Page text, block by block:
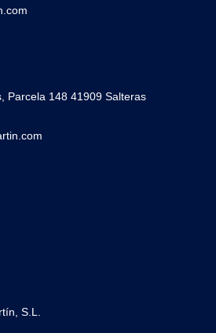
Parcela 148 41909 Salteras
S.L.